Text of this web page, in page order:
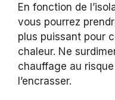
En fonction de
vous pourrez
plus puissant pour
chaleur. Ne
chauffage au
l’encrasser.